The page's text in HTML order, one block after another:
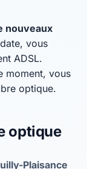
nouveaux
vous
ADSL.
moment, vous
optique.
optique
Plaisance